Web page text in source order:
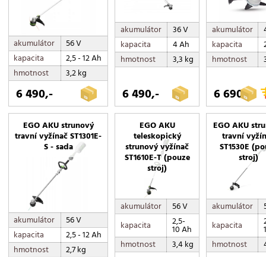
akumulátor
56 V
kapacita
2,5 - 12 Ah
hmotnost
3,2 kg
6 490,-
akumulátor
36 V
kapacita
4 Ah
hmotnost
3,3 kg
6 490,-
akumulátor
kapacita
hmotnost
6 690,-
EGO AKU strunový
travní vyžínač ST1301E-
S - sada
akumulátor
56 V
kapacita
2,5 - 12 Ah
hmotnost
2,7 kg
EGO AKU
teleskopický
strunový vyžínač
ST1610E-T (pouze
stroj)
akumulátor
56 V
kapacita
2,5-
10 Ah
hmotnost
3,4 kg
EGO AKU
travní
ST1530E
stroj)
akumulátor
kapacita
hmotnost